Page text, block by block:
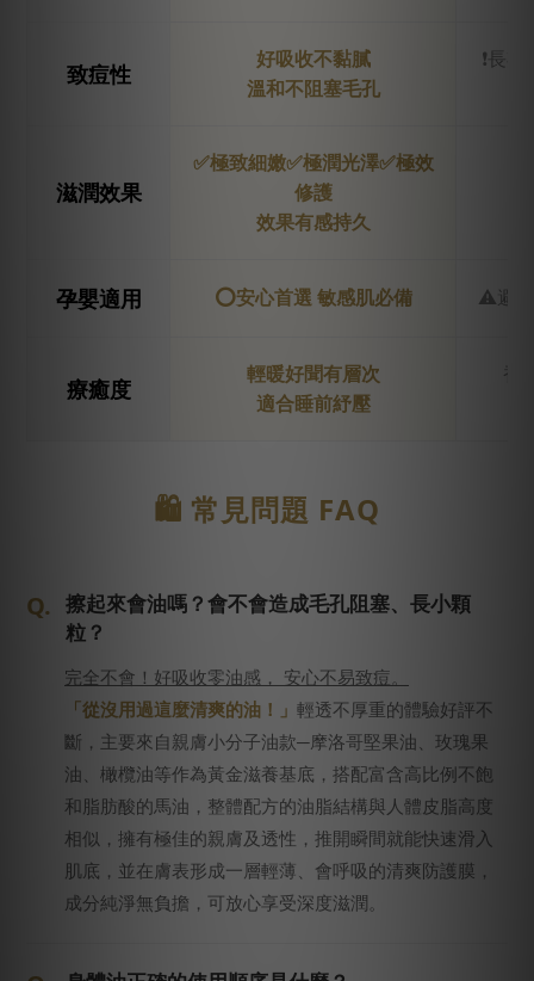
致痘性
好吸收不黏膩
溫和不阻塞毛孔
❗長
滋潤效果
✅極致細嫩✅極潤光澤✅極效
修護
效果有感持久
孕嬰適用 ⭕安心首選 敏感肌必備 ⚠️避
療癒度
輕暖好聞有層次
適合睡前紓壓
香
🛍️ 常見問題 FAQ
擦起來會油嗎？會不會造成毛孔阻塞、長小顆
粒？
完全不會！好吸收零油感， 安心不易致痘。
「從沒用過這麼清爽的油！」 輕透不厚重的體驗好評不
斷，主要來自親膚小分子油款─摩洛哥堅果油、玫瑰果
油、橄欖油等作為黃金滋養基底，搭配富含高比例不飽
和脂肪酸的馬油，整體配方的油脂結構與人體皮脂高度
相似，擁有極佳的親膚及透性，推開瞬間就能快速滑入
肌底，並在膚表形成一層輕薄、會呼吸的清爽防護膜，
成分純淨無負擔，可放心享受深度滋潤。